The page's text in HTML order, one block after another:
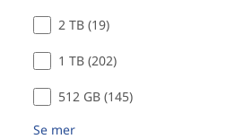
2 TB (19)
1 TB (202)
512 GB (145)
Se mer